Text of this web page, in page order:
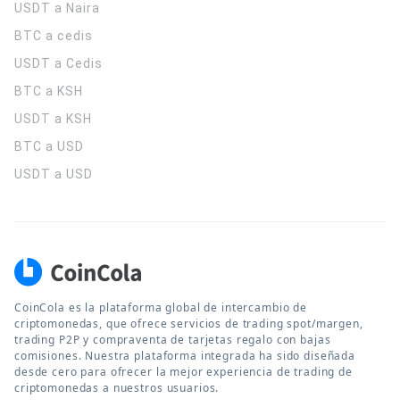
USDT a Naira
BTC a cedis
USDT a Cedis
BTC a KSH
USDT a KSH
BTC a USD
USDT a USD
CoinCola es la plataforma global de intercambio de
criptomonedas, que ofrece servicios de trading spot/margen,
trading P2P y compraventa de tarjetas regalo con bajas
comisiones. Nuestra plataforma integrada ha sido diseñada
desde cero para ofrecer la mejor experiencia de trading de
criptomonedas a nuestros usuarios.